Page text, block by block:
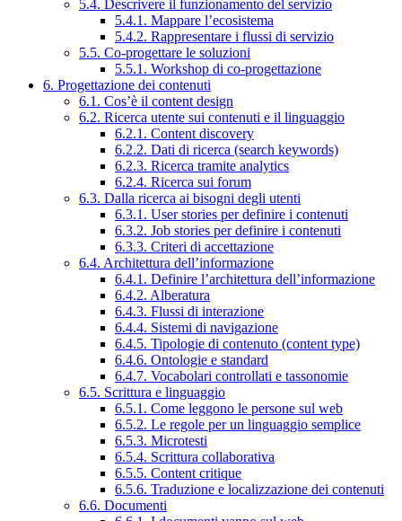
5.4. Descrivere il funzionamento del servizio
5.4.1. Mappare l’ecosistema
5.4.2. Rappresentare i flussi di servizio
5.5. Co-progettare le soluzioni
5.5.1. Workshop di co-progettazione
6. Progettazione dei contenuti
6.1. Cos’è il content design
6.2. Ricerca utente sui contenuti e il linguaggio
6.2.1. Content discovery
6.2.2. Dati di ricerca (search keywords)
6.2.3. Ricerca tramite analytics
6.2.4. Ricerca sui forum
6.3. Dalla ricerca ai bisogni degli utenti
6.3.1. User stories per definire i contenuti
6.3.2. Job stories per definire i contenuti
6.3.3. Criteri di accettazione
6.4. Architettura dell’informazione
6.4.1. Definire l’architettura dell’informazione
6.4.2. Alberatura
6.4.3. Flussi di interazione
6.4.4. Sistemi di navigazione
6.4.5. Tipologie di contenuto (content type)
6.4.6. Ontologie e standard
6.4.7. Vocabolari controllati e tassonomie
6.5. Scrittura e linguaggio
6.5.1. Come leggono le persone sul web
6.5.2. Le regole per un linguaggio semplice
6.5.3. Microtesti
6.5.4. Scrittura collaborativa
6.5.5. Content critique
6.5.6. Traduzione e localizzazione dei contenuti
6.6. Documenti